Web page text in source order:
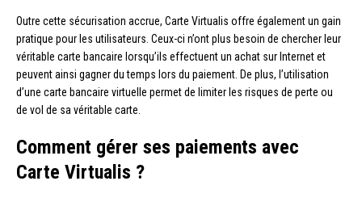
Outre cette sécurisation accrue, Carte Virtualis offre également un gain
pratique pour les utilisateurs. Ceux-ci n’ont plus besoin de chercher leur
véritable carte bancaire lorsqu’ils effectuent un achat sur Internet et
peuvent ainsi gagner du temps lors du paiement. De plus, l’utilisation
d’une carte bancaire virtuelle permet de limiter les risques de perte ou
de vol de sa véritable carte.
Comment gérer ses paiements avec
Carte Virtualis ?